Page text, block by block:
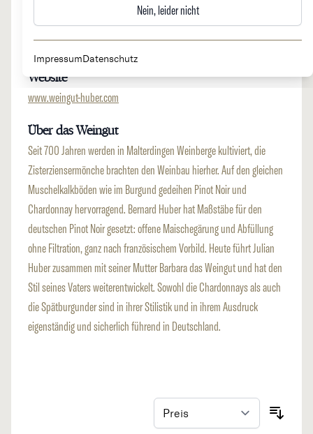
Nein, leider nicht
ImpressumDatenschutz
Herkunftsland
Deutschland
Region
Baden
Website
www.weingut-huber.com
Über das Weingut
Seit 700 Jahren werden in Malterdingen Weinberge kultiviert, die
Zisterziensermönche brachten den Weinbau hierher. Auf den gleichen
Muschelkalkböden wie im Burgund gedeihen Pinot Noir und
Chardonnay hervorragend. Bernard Huber hat Maßstäbe für den
deutschen Pinot Noir gesetzt: offene Maischegärung und Abfüllung
ohne Filtration, ganz nach französischem Vorbild. Heute führt Julian
Huber zusammen mit seiner Mutter Barbara das Weingut und hat den
Stil seines Vaters weiterentwickelt. Sowohl die Chardonnays als auch
die Spätburgunder sind in ihrer Stilistik und in ihrem Ausdruck
eigenständig und sicherlich führend in Deutschland.